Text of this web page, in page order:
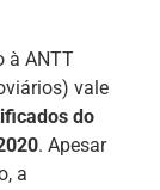
à ANTT
vale
do
. Apesar
a